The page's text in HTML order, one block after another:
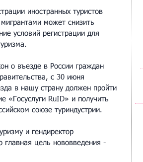
иностранных туристов
может снизить
условий регистрации для
о въезде в России граждан
с 30 июня
в нашу страну должен пройти
«Госуслуги RuID» и получить
союзе туриндустрии.
и гендиректор
главная цель нововведения -